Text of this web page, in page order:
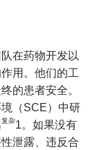
在药物开发以
用。他们的工
的患者安全。
（SCE）中研
复杂1。如果没有
泄露、违反合